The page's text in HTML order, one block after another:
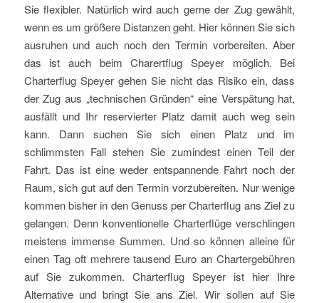
Sie flexibler. Natürlich wird auch gerne der Zug gewählt,
wenn es um größere Distanzen geht. Hier können Sie sich
ausruhen und auch noch den Termin vorbereiten. Aber
das ist auch beim Charertflug Speyer möglich. Bei
Charterflug Speyer gehen Sie nicht das Risiko ein, dass
der Zug aus „technischen Gründen“ eine Verspätung hat,
ausfällt und Ihr reservierter Platz damit auch weg sein
kann. Dann suchen Sie sich einen Platz und im
schlimmsten Fall stehen Sie zumindest einen Teil der
Fahrt. Das ist eine weder entspannende Fahrt noch der
Raum, sich gut auf den Termin vorzubereiten. Nur wenige
kommen bisher in den Genuss per Charterflug ans Ziel zu
gelangen. Denn konventionelle Charterflüge verschlingen
meistens immense Summen. Und so können alleine für
einen Tag oft mehrere tausend Euro an Chartergebühren
auf Sie zukommen. Charterflug Speyer ist hier Ihre
Alternative und bringt Sie ans Ziel. Wir sollen auf Sie